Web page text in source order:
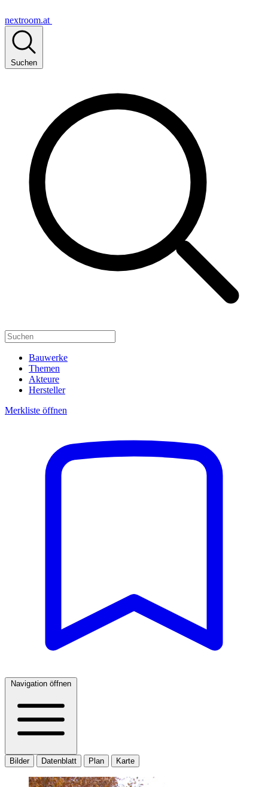
nextroom.at
Suchen
Bauwerke
Themen
Akteure
Hersteller
Merkliste öffnen
Navigation öffnen
Bilder Datenblatt Plan Karte